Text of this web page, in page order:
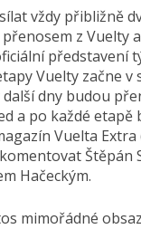
vždy přibližně
z Vuelty
představení
Vuelty začne v
další dny budou
a po každé etapě
Vuelta Extra
Štěpán
Hačeckým.
mimořádné